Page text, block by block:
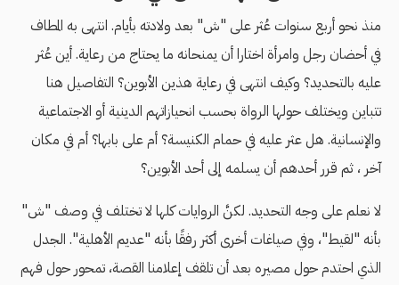
منذ نحو أربع سنوات عُثر على "ش" بعد ولادته بأيام. انتهى به المطاف
في أحضان رجل وامرأة اختارا أن يمنحانه ما يحتاج من رعاية. أين عُثر
عليه بالتحديد؟ وكيف انتهى في رعاية هذين الأبوين؟ التفاصيل هنا
تتباين ويختلف حولها الرواة بحسب انحيازاتهم الدينية أو الاجتماعية
والإنسانية. هل عثر عليه في حمام الكنيسة؟ أم على بابها؟ أم في مكان
آخر ، ثم قرر أحدهم أن يسلمه إلى أحد الأبوين؟
لا نعلم على وجه التحديد. لكنَّ الروايات كلها لا تختلف في وصف "ش"
بأنه "لقيط"، وفي صياغات أخرى أكثر رفقًا بأنه "عديم الأهلية". الجدل
الذي احتدم حول مصيره بعد أن تلقف إعلامنا القصة، تمحور حول فهم